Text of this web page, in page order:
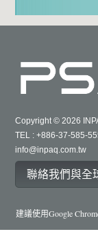
Copyright © 2026
TEL : +886-37-
info@inpaq.com.tw
聯絡我們與全
建議使用Google